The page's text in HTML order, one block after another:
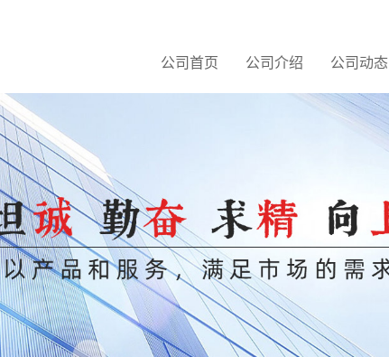
公司首页 公司介绍 公司动态